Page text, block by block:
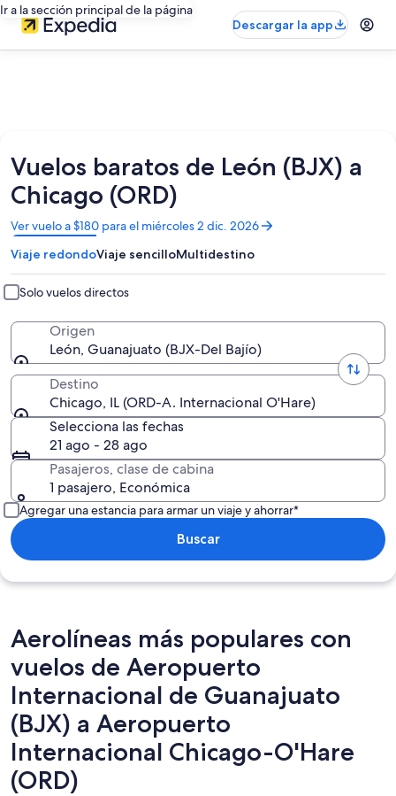
Ir a la sección principal de la página
Descargar la app
Vuelos baratos de León (BJX) a
Chicago (ORD)
Ver vuelo a $180 para el miércoles 2 dic. 2026
Se
abrirá
en
una
nueva
ventana
Viaje redondoViaje sencilloMultidestino
Solo vuelos directos
Origen
León, Guanajuato (BJX-Del Bajío)
Destino
Chicago, IL (ORD-A. Internacional O'Hare)
Selecciona las fechas
21 ago - 28 ago
Pasajeros, clase de cabina
1 pasajero, Económica
Agregar una estancia para armar un viaje y ahorrar*
Buscar
Aerolíneas más populares con
vuelos de Aeropuerto
Internacional de Guanajuato
(BJX) a Aeropuerto
Internacional Chicago-O'Hare
(ORD)